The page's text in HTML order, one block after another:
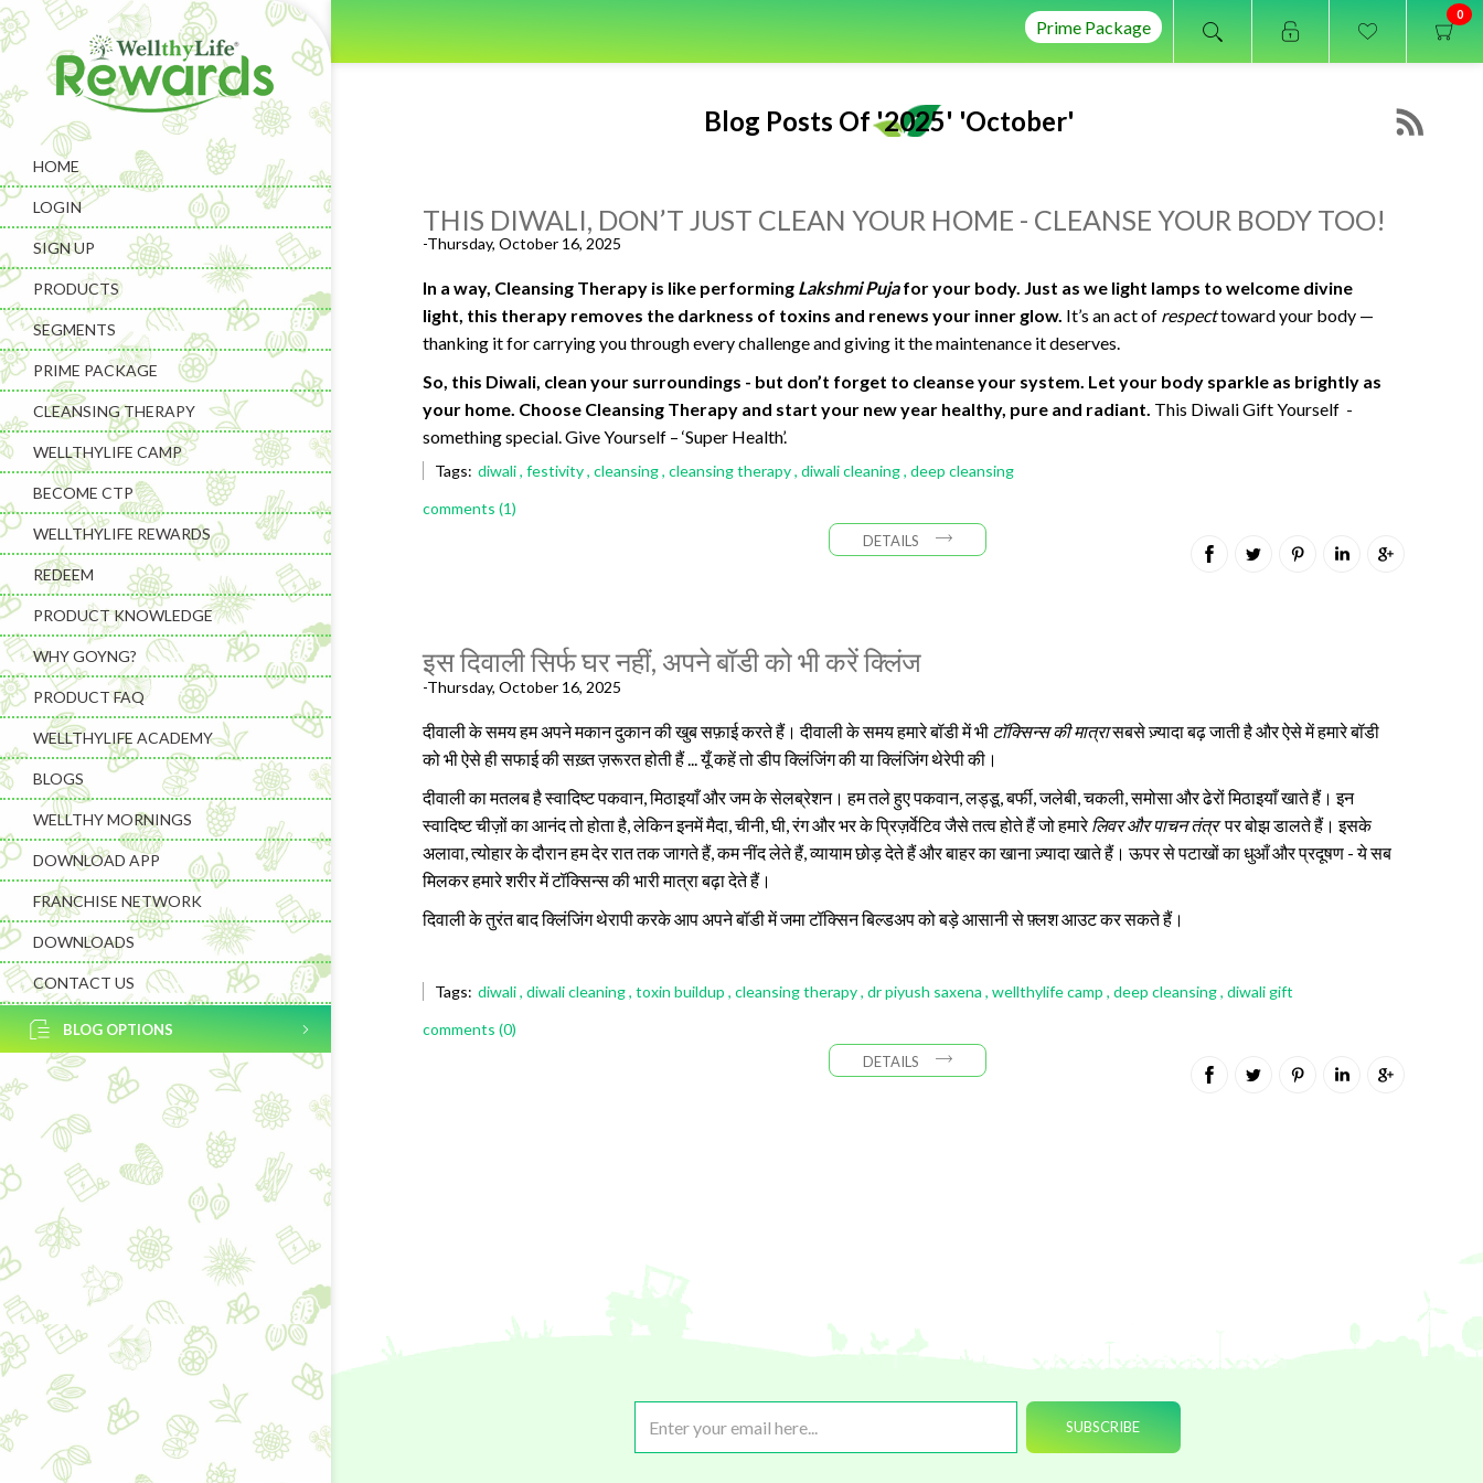
HOME
LOGIN
SIGN UP
PRODUCTS
SEGMENTS
Learning & Courses
Wellness Gadgets
Wellness Supplements
PRIME PACKAGE
CLEANSING THERAPY
WELLTHYLIFE CAMP
BECOME CTP
WELLTHYLIFE REWARDS
REDEEM
PRODUCT KNOWLEDGE
WHY GOYNG?
PRODUCT FAQ
WELLTHYLIFE ACADEMY
BLOGS
WELLTHY MORNINGS
DOWNLOAD APP
FRANCHISE NETWORK
DOWNLOADS
CONTACT US
BLOG OPTIONS
0
Prime Package
Blog Posts Of '2025' 'October'
THIS DIWALI, DON’T JUST CLEAN YOUR HOME - CLEANSE YOUR BODY TOO!
-Thursday, October 16, 2025
In a way, Cleansing Therapy is like performing Lakshmi Pujafor your body. Just as we light lamps to welcome divine
light, this therapy removes the darkness of toxins and renews your inner glow. It’s an act of respecttoward your body —
thanking it for carrying you through every challenge and giving it the maintenance it deserves.
So, this Diwali, clean your surroundings - but don’t forget to cleanse your system. Let your body sparkle as brightly as
your home. Choose Cleansing Therapy and start your new year healthy, pure and radiant. This Diwali Gift Yourself -
something special. Give Yourself – ‘Super Health’.
Tags: diwali, festivity, cleansing, cleansing therapy, diwali cleaning, deep cleansing
comments (1)
DETAILS
इस दिवाली सिर्फ घर नहीं, अपने बॉडी को भी करें क्लिंज
-Thursday, October 16, 2025
दीवाली के समय हम अपने मकान दुकान की खुब सफ़ाई करते हैं।दीवाली के समय हमारे बॉडी में भी टॉक्सिन्स की मात्रासबसे ज़्यादा बढ़ जाती है और ऐसे मेंहमारे बॉडी
कोभीऐसे हीसफाईकी सख़्त ज़रूरत होती हैं ... यूँ कहें तो डीप क्लिंजिंग की या क्लिंजिंग थेरेपी की।
दीवाली का मतलब है स्वादिष्ट पकवान, मिठाइयाँ और जम के सेलब्रेशन। हम तले हुए पकवान, लड्डू, बर्फी, जलेबी, चकली, समोसा और ढेरों मिठाइयाँ खाते हैं। इन
स्वादिष्ट चीज़ों का आनंद तो होता है, लेकिन इनमें मैदा, चीनी, घी, रंग और भर के प्रिज़र्वेटिव जैसे तत्व होते हैं जो हमारेलिवर और पाचन तंत्रपर बोझ डालते हैं। इसके
अलावा, त्योहार के दौरान हम देर रात तक जागते हैं, कम नींद लेते हैं, व्यायाम छोड़ देते हैं और बाहर का खाना ज़्यादा खाते हैं। ऊपर से पटाखों का धुआँ और प्रदूषण - ये सब
मिलकर हमारे शरीर में टॉक्सिन्स की भारी मात्रा बढ़ा देते हैं।
दिवाली के तुरंत बाद क्लिंजिंग थेरापी करके आप अपने बॉडी में जमा टॉक्सिन बिल्डअप को बड़े आसानी से फ़्लश आउट कर सकते हैं।
Tags: diwali, diwali cleaning, toxin buildup , cleansing therapy, dr piyush saxena , wellthylife camp , deep cleansing, diwali gift
comments (0)
DETAILS